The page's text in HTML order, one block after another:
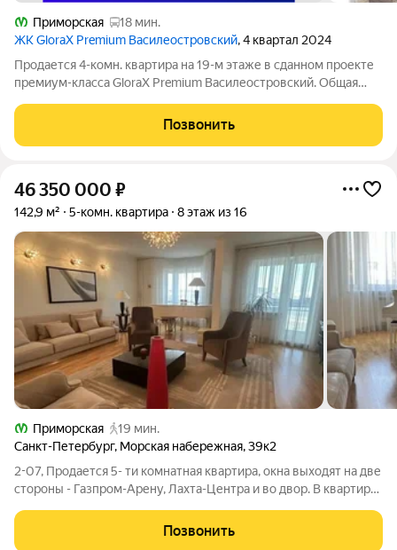
Приморская
18 мин.
ЖК GloraX Premium Василеостровский, 4 квартал 2024
Продается 4-комн. квартира на 19-м этаже в сданном проекте
премиум-класса GloraX Premium Василеостровский. Общая
отведено под жилую и 6,52 кв. м под кухонную зону.
Преимущества квартиры:
Позвонить
46 350 000 ₽
142,9 м² 5-комн. квартира 8 этаж из 16
Приморская
19 мин.
Санкт-Петербург, Морская набережная,39к2
2-07, Продается 5- ти комнатная квартира, окна выходят на две
стороны - Газпром-Арену, Лахта-Центра и во двор. В квартире
Большой зал, с прекрасным видом на залив, с утепленной
лоджией. Три
Позвонить